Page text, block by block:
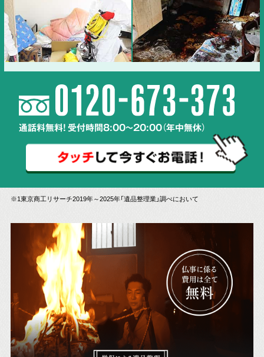
通話料無料! 受付時間8:00～20:00（年中無休）
※1東京商工リサーチ2019年～2025年「遺品整理業」調べにおいて